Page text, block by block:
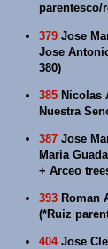
parentesco/
379 Jose
Jose
380)
385 Nicolas
Nuestra
387 Jose
Maria
+ Arceo
393 Roman
(*Ruiz
404Jose